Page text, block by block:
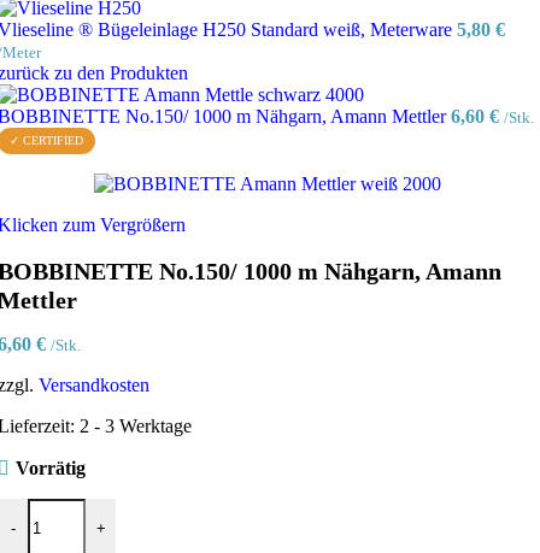
® Bügeleinlage H250 Standard weiß, Meterware 5,80 €
zu den Produkten
No.150/ 1000 m Nähgarn, Amann Mettler6,60 € /Stk.
✓ CERTIFIED
zum Vergrößern
No.150/ 1000 m Nähgarn, Amann
€ /Stk.
Versandkosten
2 - 3 Werktage
Vorrätig
-
No.150/ 1000 m Nähgarn, Amann Mettler Menge
+